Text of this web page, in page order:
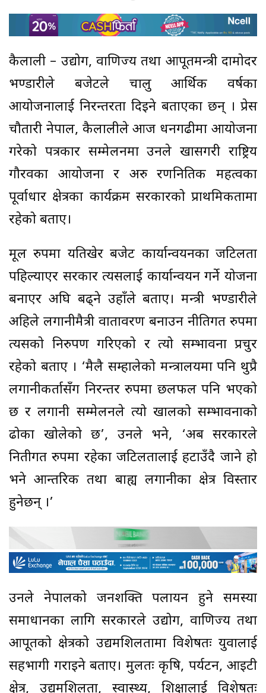
कैलाली – उद्योग, वाणिज्य तथा आपूर्तिमन्त्री दामोदर
भण्डारीले बजेटले चालु आर्थिक वर्षका
आयोजनालाई निरन्तरता दिइने बताएका छन् । प्रेस
चौतारी नेपाल, कैलालीले आज धनगढीमा आयोजना
गरेको पत्रकार सम्मेलनमा उनले खासगरी राष्ट्रिय
गौरवका आयोजना र अरु रणनितिक महत्वका
पूर्वाधार क्षेत्रका कार्यक्रम सरकारको प्राथमिकतामा
रहेको बताए।
मूल रुपमा यतिखेर बजेट कार्यान्वयनका जटिलता
पहिल्याएर सरकार त्यसलाई कार्यान्वयन गर्ने योजना
बनाएर अघि बढ्ने उहाँले बताए। मन्त्री भण्डारीले
अहिले लगानीमैत्री वातावरण बनाउन नीतिगत रुपमा
त्यसको निरुपण गरिएको र त्यो सम्भावना प्रचुर
रहेको बताए । ‘मैलै सम्हालेको मन्त्रालयमा पनि थुप्रै
लगानीकर्तासँग निरन्तर रुपमा छलफल पनि भएको
छ र लगानी सम्मेलनले त्यो खालको सम्भावनाको
ढोका खोलेको छ’, उनले भने, ‘अब सरकारले
नितीगत रुपमा रहेका जटिलतालाई हटाउँदै जाने हो
भने आन्तरिक तथा बाह्य लगानीका क्षेत्र विस्तार
हुनेछन् ।’
उनले नेपालको जनशक्ति पलायन हुने समस्या
समाधानका लागि सरकारले उद्योग, वाणिज्य तथा
आपूर्तिको क्षेत्रको उद्यमशिलतामा विशेषतः युवालाई
सहभागी गराइने बताए। मुलतः कृषि, पर्यटन, आइटी
क्षेत्र, उद्यमशिलता, स्वास्थ्य, शिक्षालाई विशेषतः